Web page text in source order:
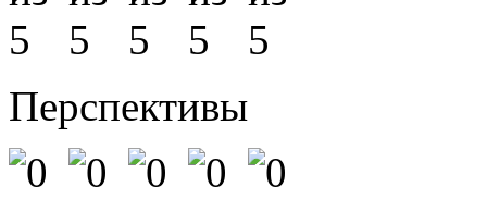
Перспективы